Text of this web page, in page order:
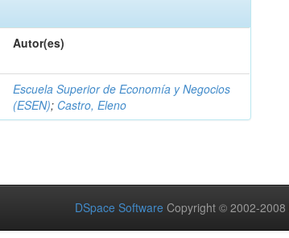
Autor(es)
Escuela Superior de Economía y Negocios
(ESEN); Castro, Eleno
DSpace Software Copyright © 2002-2008